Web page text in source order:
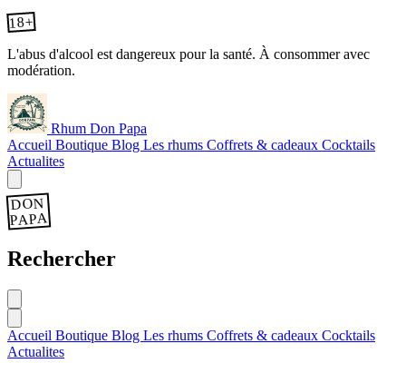
18+
L'abus d'alcool est dangereux pour la santé. À consommer avec
modération.
Rhum Don Papa
Accueil Boutique Blog Les rhums Coffrets & cadeaux Cocktails
Actualites
DON
PAPA
Rechercher
Accueil Boutique Blog Les rhums Coffrets & cadeaux Cocktails
Actualites